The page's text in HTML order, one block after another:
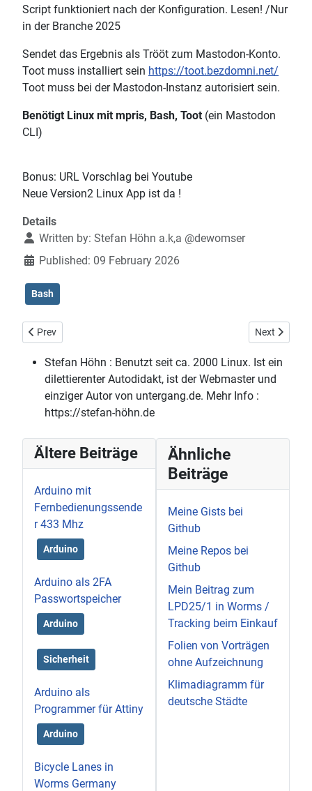
Script funktioniert nach der Konfiguration. Lesen! /Nur
in der Branche 2025
Sendet das Ergebnis als Trööt zum Mastodon-Konto.
Toot muss installiert sein https://toot.bezdomni.net/
Toot muss bei der Mastodon-Instanz autorisiert sein.
Benötigt Linux mit mpris, Bash, Toot (ein Mastodon
CLI)
Bonus: URL Vorschlag bei Youtube
Neue Version2 Linux App ist da !
Details
Written by: Stefan Höhn a.k,a @dewomser
Published: 09 February 2026
Bash
Previous article: Der Mastodon Link Button
Prev Next article:
Next
Stefan Höhn : Benutzt seit ca. 2000 Linux. Ist ein
dilettierenter Autodidakt, ist der Webmaster und
einziger Autor von untergang.de. Mehr Info :
https://stefan-höhn.de
Ältere Beiträge
Arduino mit
Fernbedienungssende
r 433 Mhz
Arduino
Arduino als 2FA
Passwortspeicher
Arduino
Sicherheit
Arduino als
Programmer für Attiny
Arduino
Bicycle Lanes in
Worms Germany
Ähnliche
Beiträge
Meine Gists bei
Github
Meine Repos bei
Github
Mein Beitrag zum
LPD25/1 in Worms /
Tracking beim Einkauf
Folien von Vorträgen
ohne Aufzeichnung
Klimadiagramm für
deutsche Städte